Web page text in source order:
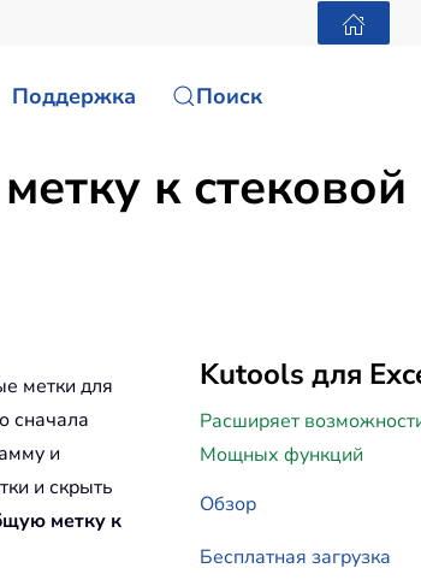
Поддержка Поиск
к стековой
Kutools для
Расширяет
Мощных функций
Обзор
Бесплатная загрузка
метки для
сначала
и
и скрыть
метку к